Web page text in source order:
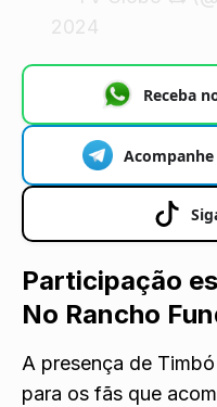
2024
Receba
Participação
No Rancho
A presença de
para os fãs que